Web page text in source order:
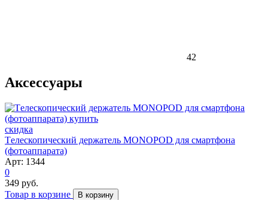
42
Аксессуары
скидка
Tелескопический держатель MONOPOD для смартфона
(фотоаппарата)
Арт: 1344
0
349 руб.
Товар в корзине
В корзину